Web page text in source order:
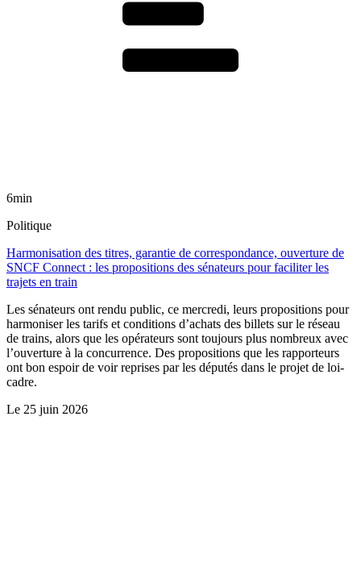
6min
Politique
Harmonisation des titres, garantie de correspondance, ouverture de
SNCF Connect : les propositions des sénateurs pour faciliter les
trajets en train
Les sénateurs ont rendu public, ce mercredi, leurs propositions pour
harmoniser les tarifs et conditions d’achats des billets sur le réseau
de trains, alors que les opérateurs sont toujours plus nombreux avec
l’ouverture à la concurrence. Des propositions que les rapporteurs
ont bon espoir de voir reprises par les députés dans le projet de loi-
cadre.
Le 25 juin 2026